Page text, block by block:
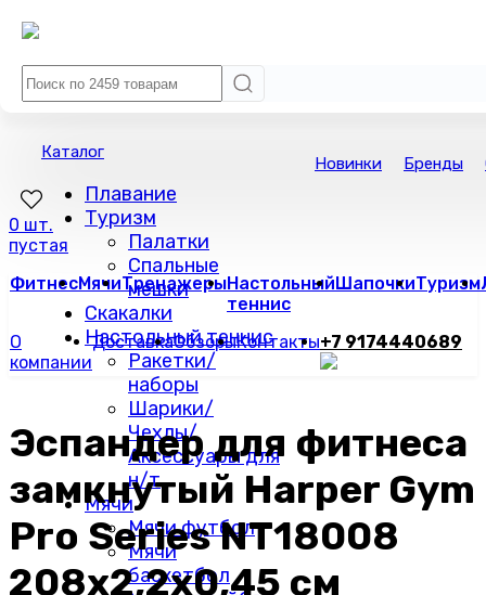
Каталог
Плавание
Туризм
Палатки
Спальные
мешки
Скакалки
Настольный теннис
Ракетки/
наборы
Шарики/
Чехлы/
Аксессуары для
н/т
Мячи
Мячи футбол
Мячи
баскетбол
Новинки Бренды
0 шт.
пустая
ФитнесМячиТренажерыНастольный
теннис
ШапочкиТуризм
О
компании
ДоставкаОбзорыКонтакты+7 9174440689
Эспандер для фитнеса
замкнутый Harper Gym
Pro Series NT18008
208х2,2х0,45 см